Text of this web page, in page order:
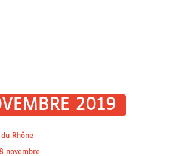
2019
Rhône
novembre